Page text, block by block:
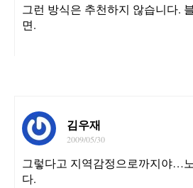
그런 방식은 추천하지 않습니다.
면.
김우재
2009/05/30
그렇다고 지역감정으로까지야…
다.